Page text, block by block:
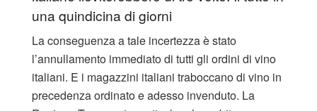
una quindicina di giorni
La conseguenza a tale incertezza è stato
l’annullamento immediato di tutti gli ordini di vino
italiani. E i magazzini italiani traboccano di vino in
precedenza ordinato e adesso invenduto. La